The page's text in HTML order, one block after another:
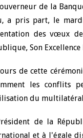
de la
a pris part, le
des vœux
Son
de cette
les conflits
du
de la
et à l'égale